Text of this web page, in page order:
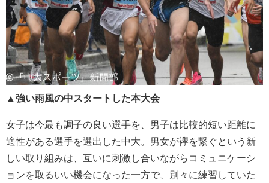
▲強い雨風の中スタートした本大会
女子は今最も調子の良い選手を、男子は比較的短い距離に
適性がある選手を選出した中大。男女が襷を繋ぐという新
しい取り組みは、互いに刺激し合いながらコミュニケーシ
ョンを取るいい機会になった一方で、別々に練習していた